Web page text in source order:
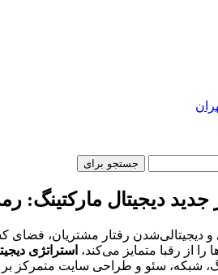
جستجو برای
جدید دیجیتال
و دیجیتالی‌شدن رفتار مشتریان،
از رقبا متمایز می‌کند، استراتژی
شبکه، سئو و طراحی سایت متمرکز